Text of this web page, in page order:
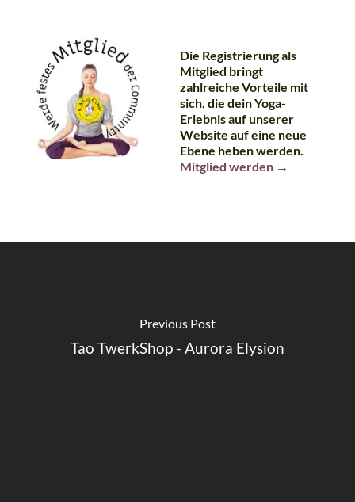
Die Registrierung als
Mitglied bringt
zahlreiche Vorteile mit
sich, die dein Yoga-
Erlebnis auf unserer
Website auf eine neue
Ebene heben werden.
Mitglied werden →
Previous Post
Tao TwerkShop - Aurora Elysion